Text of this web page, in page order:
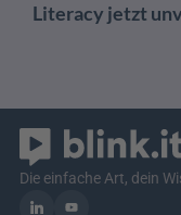
Literacy jetzt
Die einfache Art, dein